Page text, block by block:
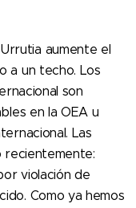
aumente el
a un techo. Los
son
en la OEA u
Las
recientemente:
violación de
Como ya hemos